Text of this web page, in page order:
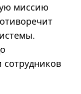
миссию